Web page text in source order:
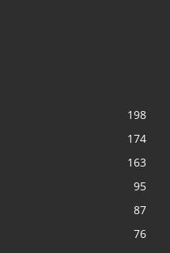
198
174
163
95
87
76